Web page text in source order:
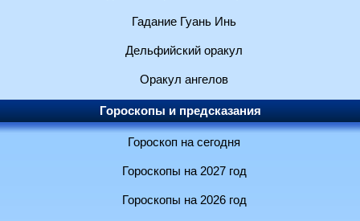
Гадание Гуань Инь
Дельфийский оракул
Оракул ангелов
Гороскопы и предсказания
Гороскоп на сегодня
Гороскопы на 2027 год
Гороскопы на 2026 год